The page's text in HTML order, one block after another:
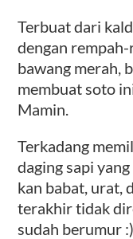
Terbuat dari
dengan
bawang merah,
membuat soto
Mamin.
Terkadang
daging sapi
kan babat, urat,
terakhir tidak
sudah berumur :).